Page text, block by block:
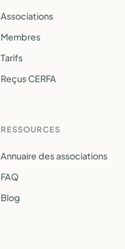
Associations
Membres
Tarifs
Reçus CERFA
RESSOURCES
Annuaire des associations
FAQ
Blog